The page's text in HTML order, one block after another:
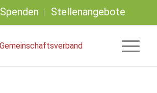
Spenden Stellenangebote